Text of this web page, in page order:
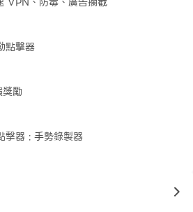
點擊器
勵
擊器 : 手勢錄製器
to